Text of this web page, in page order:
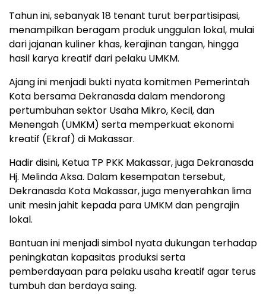
Tahun ini, sebanyak 18 tenant turut berpartisipasi,
menampilkan beragam produk unggulan lokal, mulai
dari jajanan kuliner khas, kerajinan tangan, hingga
hasil karya kreatif dari pelaku UMKM.
Ajang ini menjadi bukti nyata komitmen Pemerintah
Kota bersama Dekranasda dalam mendorong
pertumbuhan sektor Usaha Mikro, Kecil, dan
Menengah (UMKM) serta memperkuat ekonomi
kreatif (Ekraf) di Makassar.
Hadir disini, Ketua TP PKK Makassar, juga Dekranasda
Hj. Melinda Aksa. Dalam kesempatan tersebut,
Dekranasda Kota Makassar, juga menyerahkan lima
unit mesin jahit kepada para UMKM dan pengrajin
lokal.
Bantuan ini menjadi simbol nyata dukungan terhadap
peningkatan kapasitas produksi serta
pemberdayaan para pelaku usaha kreatif agar terus
tumbuh dan berdaya saing.